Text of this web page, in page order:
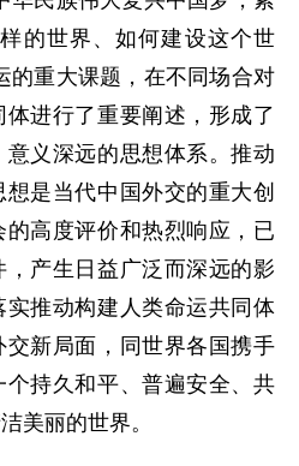
的世界、如何建设这个世
的重大课题，在不同场合对
进行了重要阐述，形成了
义深远的思想体系。推动
是当代中国外交的重大创
高度评价和热烈响应，已
产生日益广泛而深远的影
推动构建人类命运共同体
新局面，同世界各国携手
持久和平、普遍安全、共
美丽的世界。